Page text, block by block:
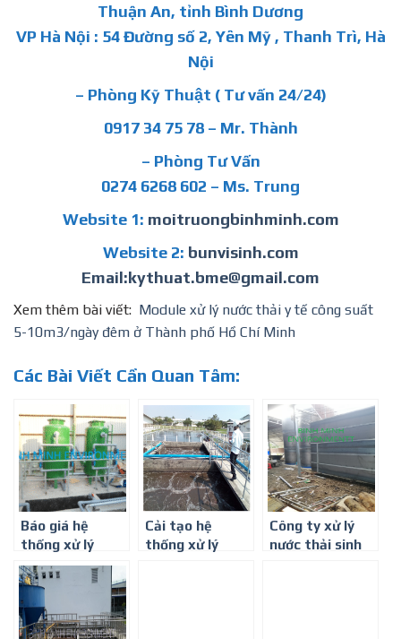
Thuận An, tỉnh Bình Dương
VP Hà Nội : 54 Đường số 2, Yên Mỹ , Thanh Trì, Hà
Nội
– Phòng Kỹ Thuật ( Tư vấn 24/24)
0917 34 75 78 – Mr. Thành
– Phòng Tư Vấn
0274 6268 602 – Ms. Trung
Website 1: moitruongbinhminh.com
Website 2: bunvisinh.com
Email:kythuat.bme@gmail.com
Xem thêm bài viết: Module xử lý nước thải y tế công suất
5-10m3/ngày đêm ở Thành phố Hồ Chí Minh
Các Bài Viết Cần Quan Tâm:
Báo giá hệ
thống xử lý
nước thải sinh
hoạt
Cải tạo hệ
thống xử lý
Công ty xử lý
nước thải sinh